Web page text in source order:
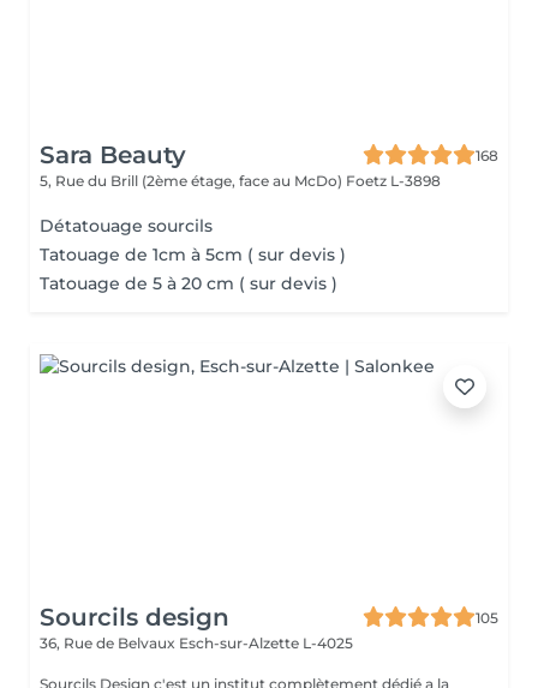
Sara Beauty
168
5, Rue du Brill (2ème étage, face au McDo) Foetz L-3898
Détatouage sourcils
Tatouage de 1cm à 5cm ( sur devis )
Tatouage de 5 à 20 cm ( sur devis )
Sourcils design
105
36, Rue de Belvaux Esch-sur-Alzette L-4025
Sourcils Design c'est un institut complètement dédié a la